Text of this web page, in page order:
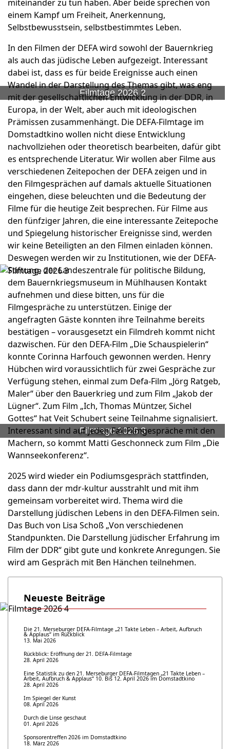
Filmtage 2026 2
Filmtage 2026 3
miteinander zu tun haben. Aber beide sprechen von
einem Kampf um Freiheit, Anerkennung,
Selbstbewusstsein, selbstbestimmtes Leben.
In den Filmen der DEFA wird sowohl der Bauernkrieg
als auch das jüdische Leben aufgezeigt. Interessant
dabei ist, dass es für beide Ereignisse auch einen
Wandel in der Darstellung des Themas gibt, was eng
mit der gesellschaftlichen Entwicklung in der DDR, in
Europa, in der Welt, aber auch mit ideologischen
Prämissen zusammenhängt. Die DEFA-Filmtage im
Domstadtkino wollen nicht diese Entwicklung
nachvollziehen oder theoretisch bearbeiten, dafür gibt
es entsprechende Literatur. Wir wollen aber Filme aus
verschiedenen Zeitepochen der DEFA zeigen und in
den Filmgesprächen auf damals aktuelle Situationen
eingehen, diese beleuchten und die Bedeutung der
Filme für die heutige Zeit besprechen. Für Filme aus
den fünfziger Jahren, die eine interessante Zeitepoche
und Spiegelung historischer Ereignisse sind, werden
wir keine Beteiligten an den Filmen einladen können.
Deswegen werden wir zu Institutionen, wie der DEFA-
Stiftung, der Landeszentrale für politische Bildung,
dem Bauernkriegsmuseum in Mühlhausen Kontakt
aufnehmen und diese bitten, uns für die
Filmgespräche zu unterstützen. Einige der
angefragten Gäste konnten ihre Teilnahme bereits
bestätigen – vorausgesetzt ein Filmdreh kommt nicht
dazwischen. Für den DEFA-Film „Die Schauspielerin“
konnte Corinna Harfouch gewonnen werden. Henry
Hübchen wird voraussichtlich für zwei Gespräche zur
Verfügung stehen, einmal zum Defa-Film „Jörg Ratgeb,
Maler“ über den Bauerkrieg und zum Film „Jakob der
Lügner“. Zum Film „Ich, Thomas Müntzer, Sichel
Gottes“ hat Veit Schubert seine Teilnahme signalisiert.
Interessant sind auf jeden Fall Filmgespräche mit den
Machern, so kommt Matti Geschonneck zum Film „Die
Wannseekonferenz“.
2025 wird wieder ein Podiumsgespräch stattfinden,
dass dann der mdr-kultur ausstrahlt und mit ihm
gemeinsam vorbereitet wird. Thema wird die
Darstellung jüdischen Lebens in den DEFA-Filmen sein.
Das Buch von Lisa Schoß „Von verschiedenen
Standpunkten. Die Darstellung jüdischer Erfahrung im
Film der DDR“ gibt gute und konkrete Anregungen. Sie
wird am Gespräch mit Ben Hänchen teilnehmen.
Neueste Beiträge
Die 21. Merseburger DEFA-Filmtage „21 Takte Leben – Arbeit, Aufbruch
& Applaus“ im Rückblick
13. Mai 2026
Rückblick: Eröffnung der 21. DEFA-Filmtage
28. April 2026
Eine Statistik zu den 21. Merseburger DEFA-Filmtagen „21 Takte Leben –
Arbeit, Aufbruch & Applaus“ 10. Bis 12. April 2026 im Domstadtkino
28. April 2026
Im Spiegel der Kunst
08. April 2026
Durch die Linse geschaut
01. April 2026
Sponsorentreffen 2026 im Domstadtkino
18. März 2026